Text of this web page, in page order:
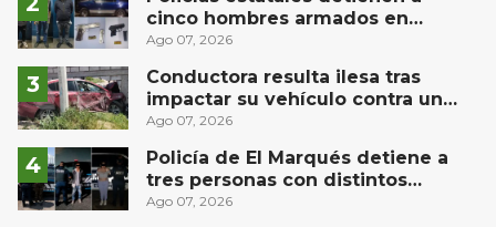
cinco hombres armados en
Puebla capital
Ago 07, 2026
Conductora resulta ilesa tras
impactar su vehículo contra un
muro en Huimilpan
Ago 07, 2026
Policía de El Marqués detiene a
tres personas con distintos
narcóticos
Ago 07, 2026